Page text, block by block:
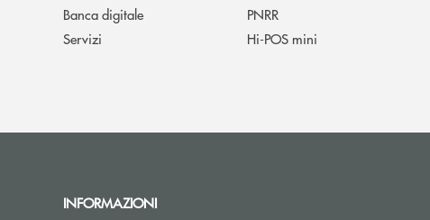
Banca digitale
Servizi
PNRR
Hi-POS mini
INFORMAZIONI